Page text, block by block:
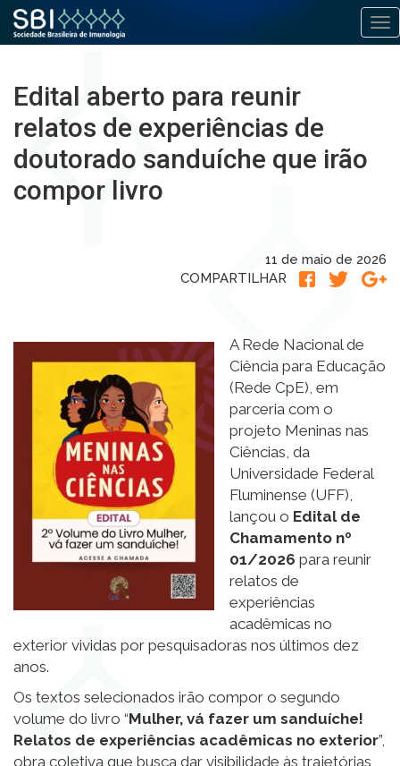
para
o
conteúdo
Edital aberto para reunir
relatos de experiências de
doutorado sanduíche que irão
compor livro
11 de maio de 2026
COMPARTILHAR
A Rede Nacional de
Ciência para Educação
(Rede CpE), em
parceria com o
projeto Meninas nas
Ciências, da
Universidade Federal
Fluminense (UFF),
lançou o Edital de
Chamamento nº
01/2026 para reunir
relatos de
experiências
acadêmicas no
exterior vividas por pesquisadoras nos últimos dez
anos.
Os textos selecionados irão compor o segundo
volume do livro “Mulher, vá fazer um sanduíche!
Relatos de experiências acadêmicas no exterior”,
obra coletiva que busca dar visibilidade às trajetórias